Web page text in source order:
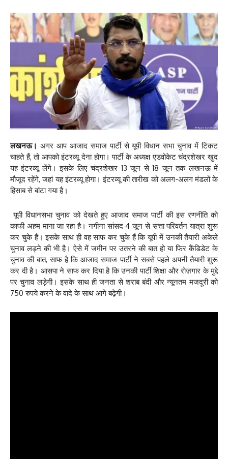
लखनऊ। अगर आप आजाद समाज पार्टी से यूपी विधान सभा चुनाव में टिकट
चाहते हैं, तो आपको इंटरव्यू देना होगा। पार्टी के अध्यक्ष एडवोकेट चंद्रशेखर खुद
यह इंटरव्यू लेंगे। इसके लिए चंद्रशेखर 13 जून से 18 जून तक लखनऊ में
मौजूद रहेंगे, जहां यह इंटरव्यू होगा। इंटरव्यू की तारीख को अलग-अलग मंडलों के
हिसाब से बांटा गया है।
यूपी विधानसभा चुनाव को देखते हुए आजाद समाज पार्टी की इस रणनीति को
काफी अहम माना जा रहा है। नगीना सांसद 4 जून से सत्ता परिवर्तन यात्रा शुरू
कर चुके हैं। इसके साथ ही वह साफ कर चुके हैं कि यूपी में उनकी तैयारी अकेले
चुनाव लड़ने की भी है। ऐसे में जमीन पर उतरने की बात हो या फिर कैंडिडेट के
चुनाव की बात, साफ है कि आजाद समाज पार्टी ने सबसे पहले अपनी तैयारी शुरू
कर दी है। आसपा ने साफ कर दिया है कि उनकी पार्टी शिक्षा और रोज़गार के मुद्दे
पर चुनाव लड़ेगी। इसके साथ ही जनता से शराब बंदी और न्यूनतम मजदूरी को
750 रुपये करने के वादे के साथ आगे बढ़ेगी।